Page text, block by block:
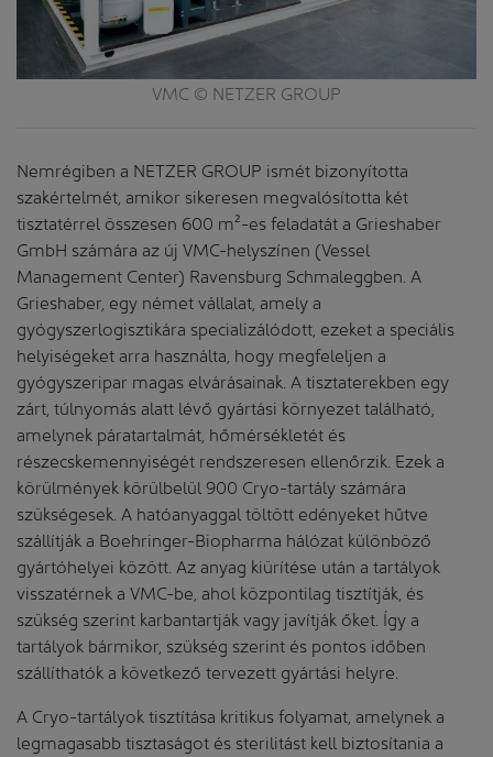
VMC © NETZER GROUP
Nemrégiben a NETZER GROUP ismét bizonyította
szakértelmét, amikor sikeresen megvalósította két
tisztatérrel összesen 600 m²-es feladatát a Grieshaber
GmbH számára az új VMC-helyszínen (Vessel
Management Center) Ravensburg Schmaleggben. A
Grieshaber, egy német vállalat, amely a
gyógyszerlogisztikára specializálódott, ezeket a speciális
helyiségeket arra használta, hogy megfeleljen a
gyógyszeripar magas elvárásainak. A tisztaterekben egy
zárt, túlnyomás alatt lévő gyártási környezet található,
amelynek páratartalmát, hőmérsékletét és
részecskemennyiségét rendszeresen ellenőrzik. Ezek a
körülmények körülbelül 900 Cryo-tartály számára
szükségesek. A hatóanyaggal töltött edényeket hűtve
szállítják a Boehringer-Biopharma hálózat különböző
gyártóhelyei között. Az anyag kiürítése után a tartályok
visszatérnek a VMC-be, ahol központilag tisztítják, és
szükség szerint karbantartják vagy javítják őket. Így a
tartályok bármikor, szükség szerint és pontos időben
szállíthatók a következő tervezett gyártási helyre.
A Cryo-tartályok tisztítása kritikus folyamat, amelynek a
legmagasabb tisztaságot és sterilitást kell biztosítania a